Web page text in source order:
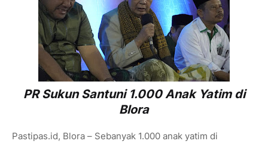
PR Sukun Santuni 1.000 Anak Yatim di
Blora
Pastipas.id, Blora – Sebanyak 1.000 anak yatim di